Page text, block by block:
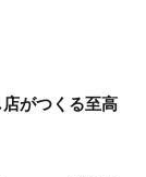
がつくる至高